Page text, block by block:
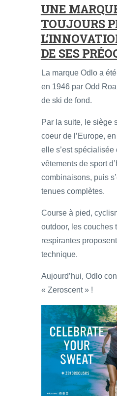
UNE
TOUJOURS
DE SES
La marque Odlo a
en 1946 par Odd
de ski de fond.
Par la suite, le siège
coeur de l’Europe,
elle s’est
vêtements de sport
combinaisons, puis
tenues complètes.
Course à pied,
outdoor, les couches
respirantes
technique.
Aujourd’hui, Odlo
« Zeroscent » !